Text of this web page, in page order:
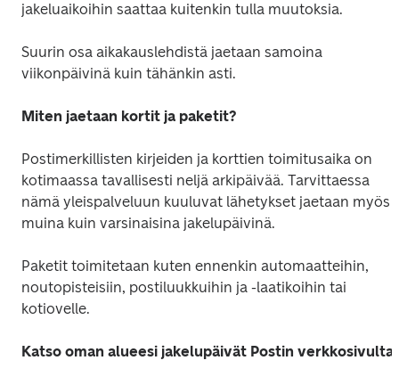
jakeluaikoihin saattaa kuitenkin tulla muutoksia.
Suurin osa aikakauslehdistä jaetaan samoina
viikonpäivinä kuin tähänkin asti.
Miten jaetaan kortit ja paketit?
Postimerkillisten kirjeiden ja korttien toimitusaika on
kotimaassa tavallisesti neljä arkipäivää. Tarvittaessa
nämä yleispalveluun kuuluvat lähetykset jaetaan myös
muina kuin varsinaisina jakelupäivinä.
Paketit toimitetaan kuten ennenkin automaatteihin,
noutopisteisiin, postiluukkuihin ja -laatikoihin tai
kotiovelle.
Katso oman alueesi jakelupäivät Postin verkkosivulta